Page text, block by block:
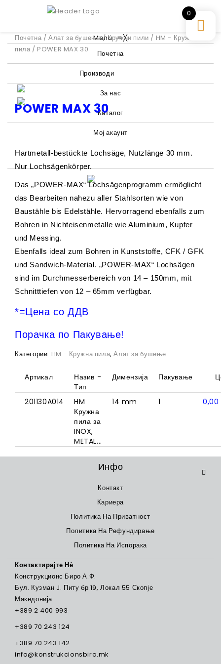
Menu≡╳
Почетна
Производи
За нас
Каталог
Мој акаунт
Почетна /Алат за бушење/Кружни пили / HM - Кружна
пила / POWER MAX 30
POWER MAX 30
Hartmetall-bestückte Lochsäge, Nutzlänge 30 mm.
Nur Lochsägenkörper.
Das „POWER-MAX“ Lochsägenprogramm ermöglicht
das Bearbeiten nahezu aller Stahlsorten wie von
Baustähle bis Edelstähle. Hervorragend ebenfalls zum
Bohren in Nichteisenmetalle wie Aluminium, Kupfer
und Messing.
Ebenfalls ideal zum Bohren in Kunststoffe, CFK / GFK
und Sandwich-Material. „POWER-MAX“ Lochsägen
sind im Durchmesserbereich von 14 – 150mm, mit
Schnitttiefen von 12 – 65mm verfügbar.
*=Цена со ДДВ
Порачка по Пакување!
Категории: HM - Кружна пила,Алат за бушење
Артикал
Назив -
Тип
Димензија Пакување
201130A014
HM
Кружна
пила за
INOX,
METAL...
14 mm 1 0,00
Инфо
Контакт
Кариера
Политика На Приватност
Политика На Рефундирање
Политика На Испорака
Контактирајте Нѐ
Конструкционс Биро А.Ф.
Бул. Кузман J. Питу бр.19, Локал 55 Скопје
Македонија
+389 2 400 993
+389 70 243 124
+389 70 243 142
info@konstrukcionsbiro.mk
0